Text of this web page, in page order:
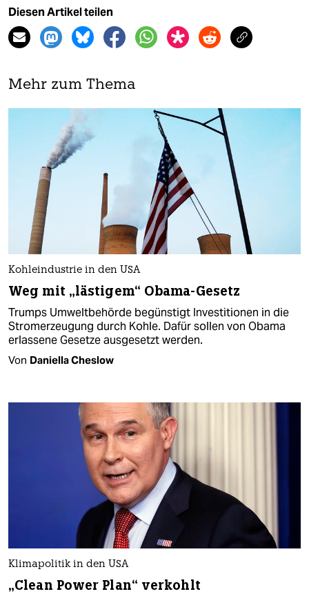
Diesen Artikel teilen
Mehr zum Thema
Kohleindustrie in den USA
Weg mit „lästigem“ Obama-Gesetz
Trumps Umweltbehörde begünstigt Investitionen in die
Stromerzeugung durch Kohle. Dafür sollen von Obama
erlassene Gesetze ausgesetzt werden.
Von Daniella Cheslow
Klimapolitik in den USA
„Clean Power Plan“ verkohlt